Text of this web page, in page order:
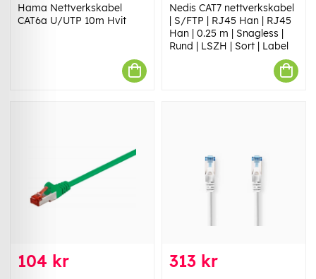
Hama Nettverkskabel
CAT6a U/UTP 10m Hvit
Nedis CAT7 nettverkskabel
| S/FTP | RJ45 Han | RJ45
Han | 0.25 m | Snagless |
Rund | LSZH | Sort | Label
104 kr 313 kr